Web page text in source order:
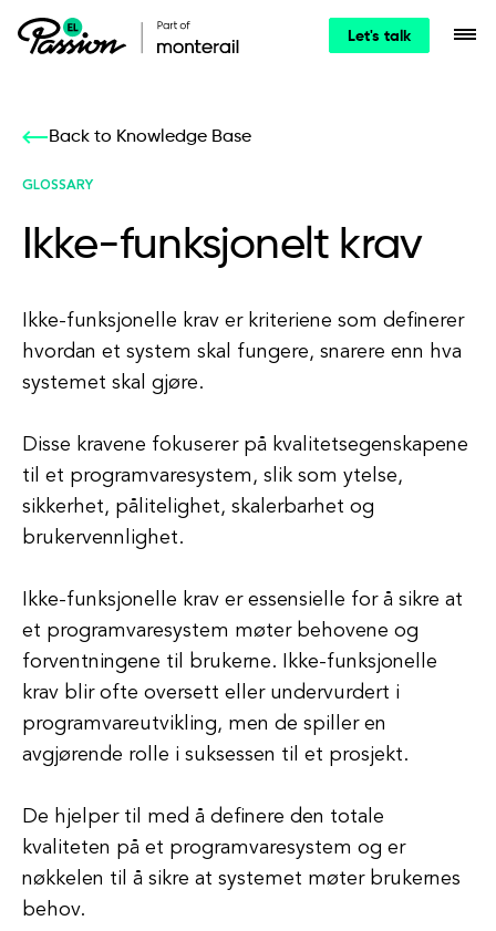
Let's talk
Back to Knowledge Base
GLOSSARY
Ikke-funksjonelt krav
Ikke-funksjonelle krav er kriteriene som definerer
hvordan et system skal fungere, snarere enn hva
systemet skal gjøre.
Disse kravene fokuserer på kvalitetsegenskapene
til et programvaresystem, slik som ytelse,
sikkerhet, pålitelighet, skalerbarhet og
brukervennlighet.
Ikke-funksjonelle krav er essensielle for å sikre at
et programvaresystem møter behovene og
forventningene til brukerne. Ikke-funksjonelle
krav blir ofte oversett eller undervurdert i
programvareutvikling, men de spiller en
avgjørende rolle i suksessen til et prosjekt.
De hjelper til med å definere den totale
kvaliteten på et programvaresystem og er
nøkkelen til å sikre at systemet møter brukernes
behov.